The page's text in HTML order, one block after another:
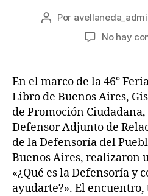
Autor
Por
No hay
En el marco de la 46°
Libro de Buenos Aires,
de Promoción
Defensor Adjunto de
de la Defensoría del
Buenos Aires, realizaron
«¿Qué es la Defensoría y
ayudarte?». El